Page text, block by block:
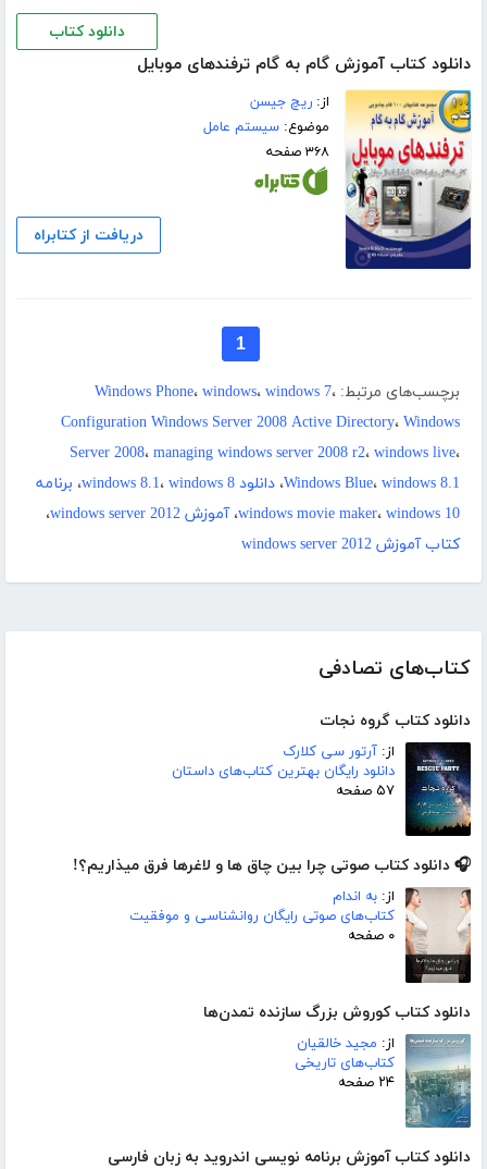
کتاب‌های تصادفی
دانلود کتاب گروه نجات
از: آرتور سی کلارک
دانلود رایگان بهترین کتاب‌های داستان
۵۷ صفحه
🎧 دانلود کتاب صوتی چرا بین چاق ها و لاغرها فرق میذاریم؟!
از: به اندام
کتاب‌های صوتی رایگان روانشناسی و موفقیت
۰ صفحه
دانلود کتاب کوروش بزرگ سازنده تمدن‌ها
از: مجید خالقیان
کتاب‌های تاریخی
۲۴ صفحه
دانلود کتاب آموزش برنامه نویسی اندروید به زبان فارسی
دانلود کتاب
دانلود کتاب آموزش گام به گام ترفندهای موبایل
از:ریچ جیسن
موضوع:سیستم عامل
۳۶۸ صفحه
دریافت از کتابراه
1
برچسب‌های مرتبط: Windows Phone، windows، windows 7،
Configuration Windows Server 2008 Active Directory، Windows
Server 2008، managing windows server 2008 r2، windows live،
Windows Blue، windows 8.1 ، دانلود windows 8.1 ، windows 8 ، برنامه
windows movie maker، windows 10 ،آموزش windows server 2012
،
کتاب آموزش windows server 2012